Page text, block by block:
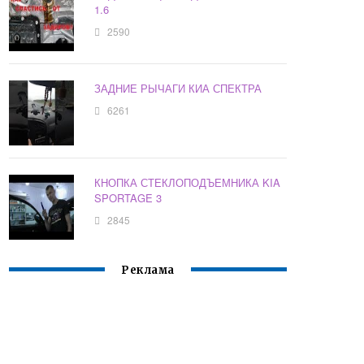
1.6
2590
ЗАДНИЕ РЫЧАГИ КИА СПЕКТРА
6261
КНОПКА СТЕКЛОПОДЪЕМНИКА KIA
SPORTAGE 3
2845
Реклама